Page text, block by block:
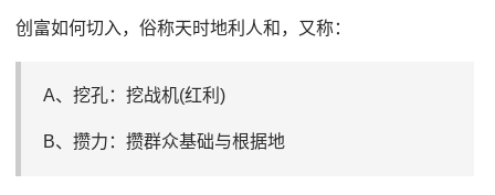
创富如何切入，俗称天时地利人和，又称：
A、挖孔：挖战机(红利)
B、攒力：攒群众基础与根据地